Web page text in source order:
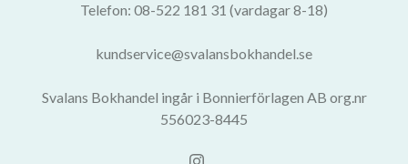
Telefon: 08-522 181 31 (vardagar 8-18)
kundservice@svalansbokhandel.se
Svalans Bokhandel ingår i Bonnierförlagen AB org.nr
556023-8445